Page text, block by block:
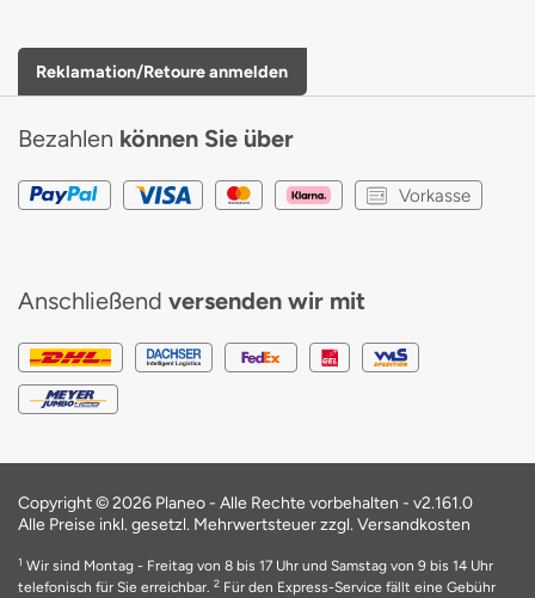
Reklamation/Retoure anmelden
Bezahlen können Sie über
Vorkasse
Anschließend versenden wir mit
Copyright © 2026 Planeo - Alle Rechte vorbehalten - v2.161.0
Alle Preise inkl. gesetzl. Mehrwertsteuer zzgl. Versandkosten
1 Wir sind Montag - Freitag von 8 bis 17 Uhr und Samstag von 9 bis 14 Uhr
telefonisch für Sie erreichbar. 2 Für den Express-Service fällt eine Gebühr